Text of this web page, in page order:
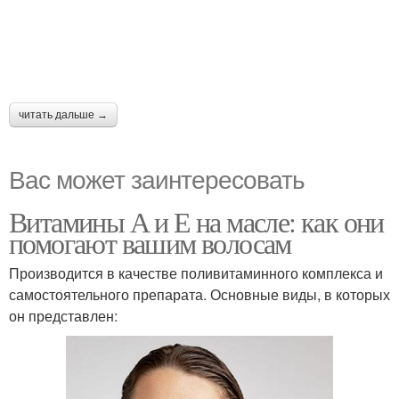
читать дальше →
Вас может заинтересовать
Витамины А и Е на масле: как они
помогают вашим волосам
Производится в качестве поливитаминного комплекса и
самостоятельного препарата. Основные виды, в которых
он представлен: